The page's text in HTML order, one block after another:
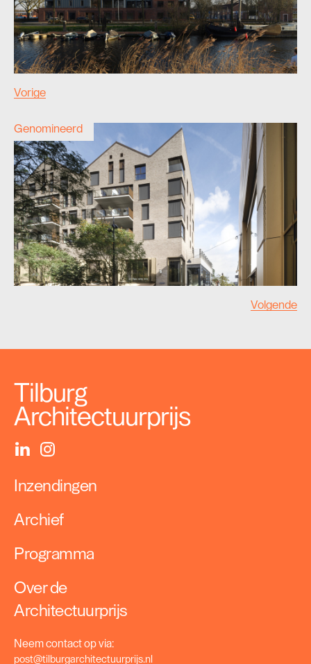
Vorige
Genomineerd
Volgende
Tilburg
Architectuurprijs
Inzendingen
Archief
Programma
Over de
Architectuurprijs
Neem contact op via:
post@tilburgarchitectuurprijs.nl